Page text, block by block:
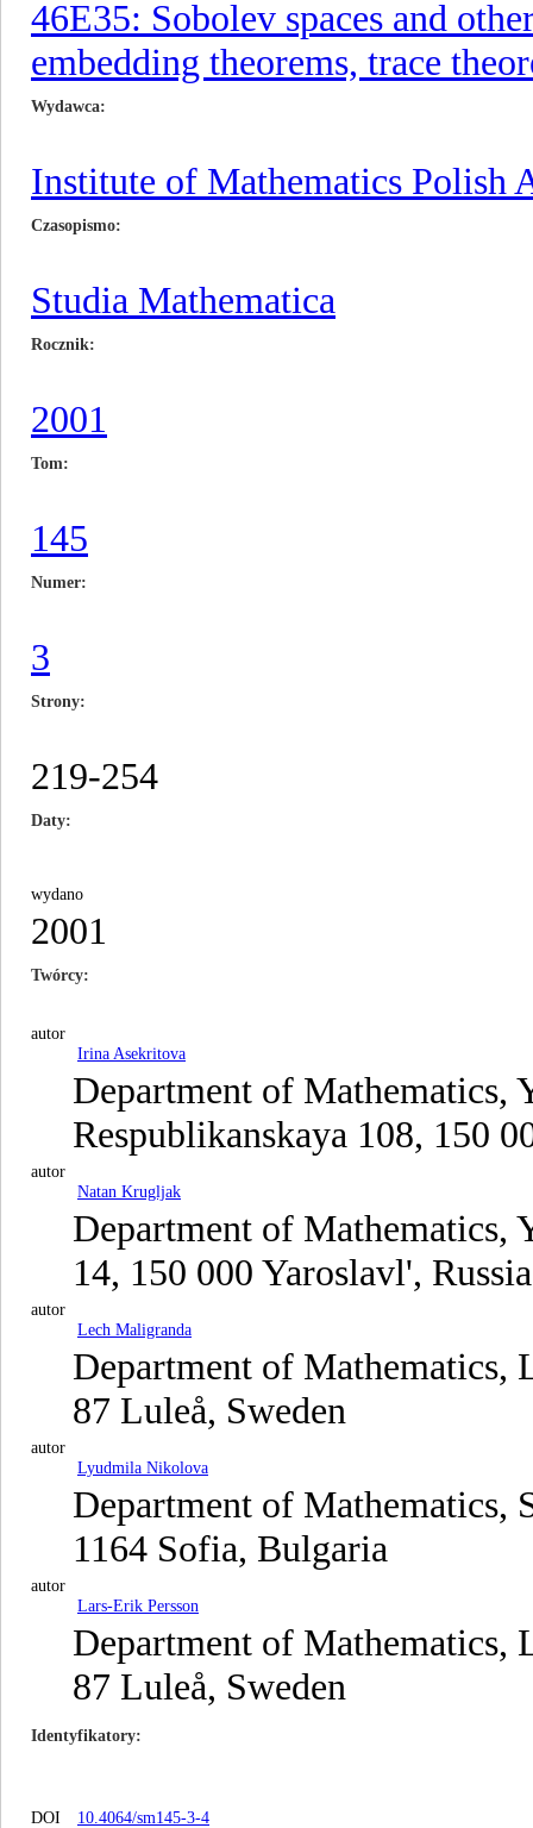
46E35: Sobolev spaces and
embedding theorems, trace
Wydawca
Institute of Mathematics Polish
Czasopismo
Studia Mathematica
Rocznik
2001
Tom
145
Numer
3
Strony
219-254
Daty
wydano
2001
Twórcy
autor
Irina Asekritova
Department of Mathematics,
Respublikanskaya 108, 150
autor
Natan Krugljak
Department of Mathematics,
14, 150 000 Yaroslavl', Russia
autor
Lech Maligranda
Department of Mathematics,
87 Luleå, Sweden
autor
Lyudmila Nikolova
Department of Mathematics,
1164 Sofia, Bulgaria
autor
Lars-Erik Persson
Department of Mathematics,
87 Luleå, Sweden
Identyfikatory
DOI 10.4064/sm145-3-4